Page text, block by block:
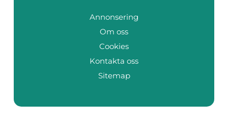
Annonsering
Om oss
Cookies
Kontakta oss
Sitemap